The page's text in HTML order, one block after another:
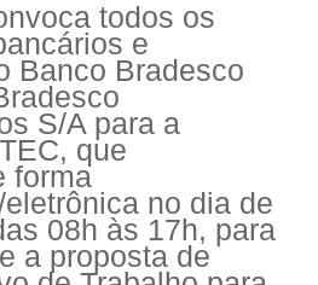
todos os
e
Banco Bradesco
S/A para a
que
forma
no dia de
08h às 17h, para
a proposta de